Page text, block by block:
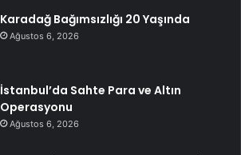
Karadağ Bağımsızlığı 20 Yaşında
Ağustos 6, 2026
İstanbul’da Sahte Para ve Altın
Operasyonu
Ağustos 6, 2026